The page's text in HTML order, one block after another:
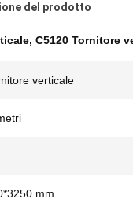
del prodotto
, C5120 Tornitore
verticale
mm